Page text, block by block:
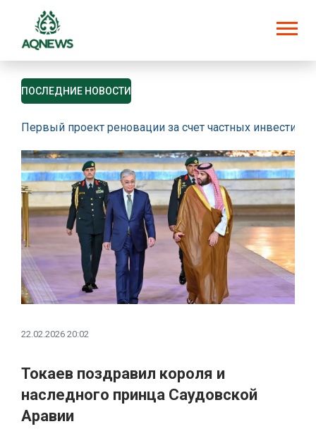
ПОСЛЕДНИЕ НОВОСТИ
Первый проект реновации за счет частных
22.02.2026 20:02
Токаев поздравил короля и
наследного принца Саудовской
Аравии